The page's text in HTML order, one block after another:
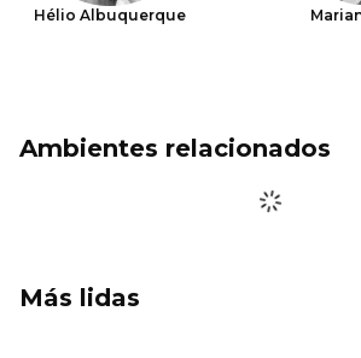
Hélio Albuquerque
Ambientes relacionados
Más lidas